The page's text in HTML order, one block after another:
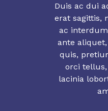
Duis ac dui
erat sagittis,
ac
ante
quis,
orci
lacinia